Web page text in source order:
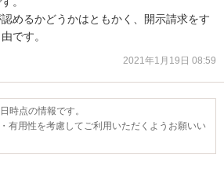
めるかどうかはともかく、開示請求をす
です。
2021年1月19日 08:59
時点の情報です。
有用性を考慮してご利用いただくようお願いい